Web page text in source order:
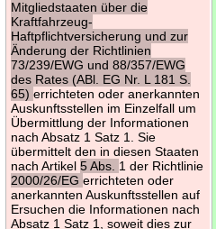
Mitgliedstaaten über die
Kraftfahrzeug-
Haftpflichtversicherung und zur
Änderung der Richtlinien
73/239/EWG und 88/357/EWG
des Rates (ABl. EG Nr. L 181 S.
65)errichteten oder anerkannten
Auskunftsstellen im Einzelfall um
Übermittlung der Informationen
nach Absatz 1 Satz 1. Sie
übermittelt den in diesen Staaten
nach Artikel5 Abs. 1 der Richtlinie
2000/26/EGerrichteten oder
anerkannten Auskunftsstellen auf
Ersuchen die Informationen nach
Absatz 1 Satz 1, soweit dies zur